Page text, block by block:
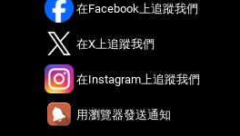
在Facebook上追蹤我們
在X上追蹤我們
在Instagram上追蹤我們
用瀏覽器發送通知